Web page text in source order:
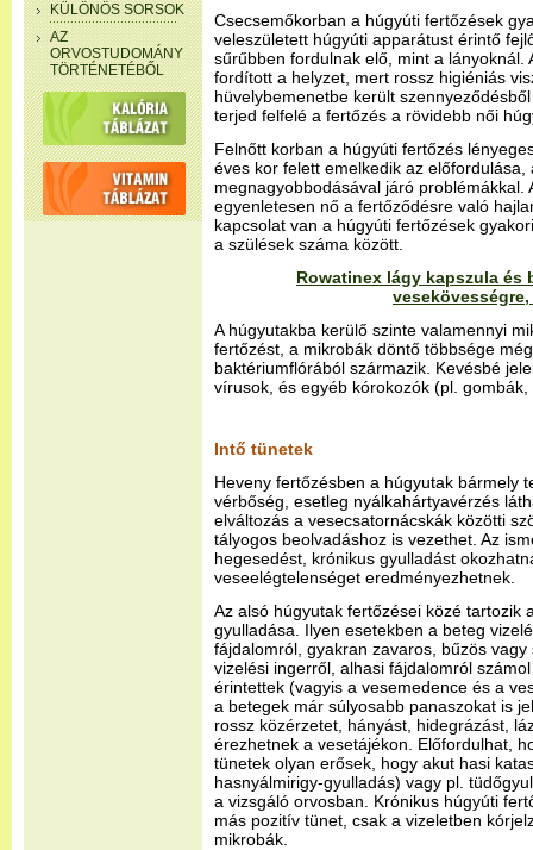
KÜLÖNÖS SORSOK
AZ
ORVOSTUDOMÁNY
TÖRTÉNETÉBŐL
Csecsemőkorban a húgyúti fertőzések
veleszületett húgyúti apparátust érintő
sűrűbben fordulnak elő, mint a lányoknál.
fordított a helyzet, mert rossz higiéniás
hüvelybemenetbe került
terjed felfelé a fertőzés a rövidebb női
Felnőtt korban a húgyúti fertőzés
éves kor felett emelkedik az
megnagyobbodásával járó problémákkal.
egyenletesen nő a fertőződésre való
kapcsolat van a húgyúti fertőzések
a szülések száma között.
Rowatinex lágy kapszula
A húgyutakba kerülő szinte valamennyi
fertőzést, a mikrobák döntő többsége
baktériumflórából származik. Kevésbé
vírusok, és egyéb kórokozók (pl.
Intő tünetek
Heveny fertőzésben a húgyutak bármely
vérbőség, esetleg nyálkahártyavérzés
elváltozás a vesecsatornácskák közötti
tályogos beolvadáshoz is vezethet. Az
hegesedést, krónikus gyulladást
veseelégtelenséget eredményezhetnek.
Az alsó húgyutak fertőzései közé tartozik
gyulladása. Ilyen esetekben a beteg
fájdalomról, gyakran zavaros, bűzös
vizelési ingerről, alhasi fájdalomról
érintettek (vagyis a vesemedence és a
a betegek már súlyosabb panaszokat is
rossz közérzetet, hányást, hidegrázást,
érezhetnek a vesetájékon. Előfordulhat,
tünetek olyan erősek, hogy akut hasi
hasnyálmirigy-gyulladás) vagy pl.
a vizsgáló orvosban. Krónikus húgyúti
más pozitív tünet, csak a vizeletben
mikrobák.